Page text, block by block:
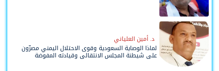
د. أمين العلياني
لماذا الوصاية السعودية وقوى الاحتلال اليمني مصرّون
على شيطنة المجلس الانتقالي وقيادته المفوضة